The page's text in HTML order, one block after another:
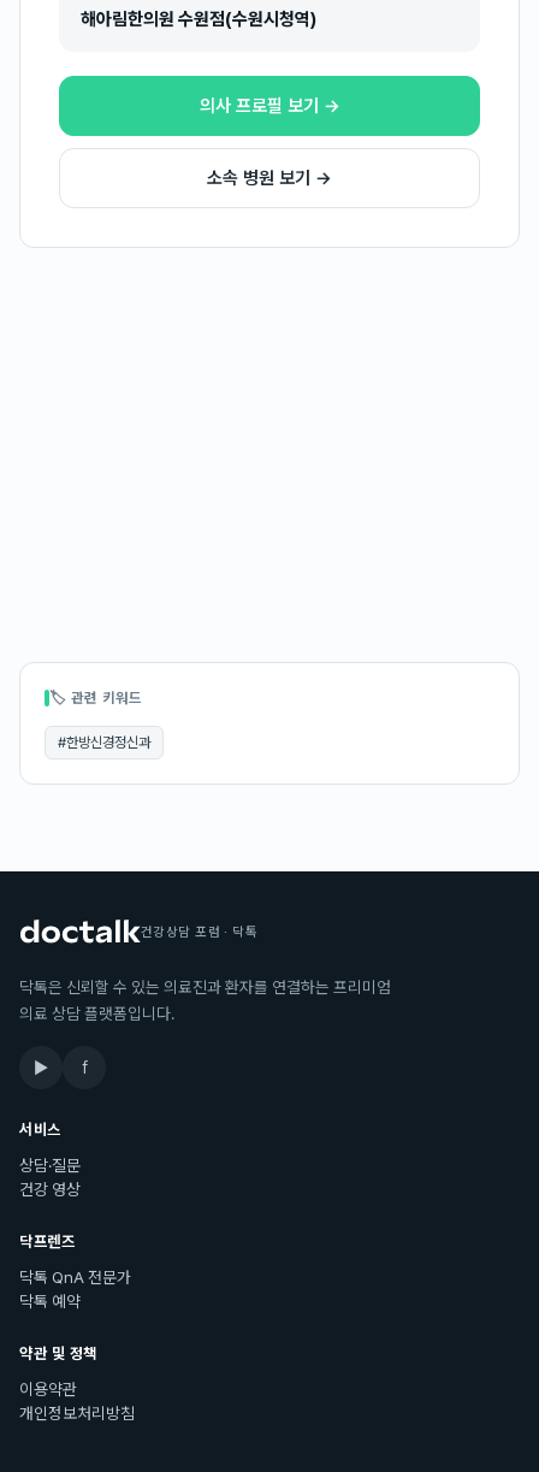
해아림한의원 수원점(수원시청역)
의사 프로필 보기 →
소속 병원 보기 →
🏷 관련 키워드
#한방신경정신과
건강상담 포럼 · 닥톡
닥톡은 신뢰할 수 있는 의료진과 환자를 연결하는 프리미엄
의료 상담 플랫폼입니다.
▶ f
서비스
상담·질문
건강 영상
닥프렌즈
닥톡 QnA 전문가
닥톡 예약
약관 및 정책
이용약관
개인정보처리방침